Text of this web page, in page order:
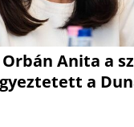
Anita a
a